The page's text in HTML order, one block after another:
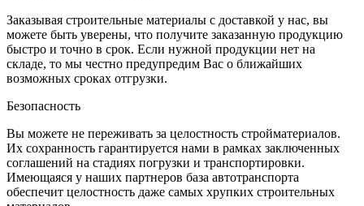
Заказывая строительные материалы с доставкой у нас, вы
можете быть уверены, что получите заказанную продукцию
быстро и точно в срок. Если нужной продукции нет на
складе, то мы честно предупредим Вас о ближайших
возможных сроках отгрузки.
Безопасность
Вы можете не переживать за целостность стройматериалов.
Их сохранность гарантируется нами в рамках заключенных
соглашений на стадиях погрузки и транспортировки.
Имеющаяся у наших партнеров база автотранспорта
обеспечит целостность даже самых хрупких строительных